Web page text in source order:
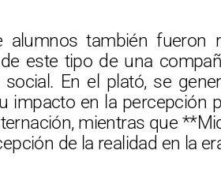
alumnos también fueron
este tipo de una
social. En el plató, se
impacto en la percepción
mientras que
de la realidad en la